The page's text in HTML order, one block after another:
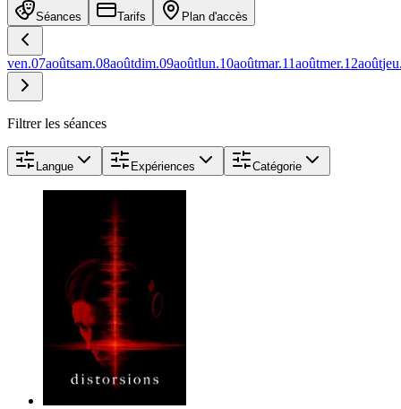
Séances Tarifs Plan d'accès
ven.07aoûtsam.08aoûtdim.09aoûtlun.10aoûtmar.11aoûtmer.12aoûtjeu.
Filtrer les séances
Langue Expériences Catégorie